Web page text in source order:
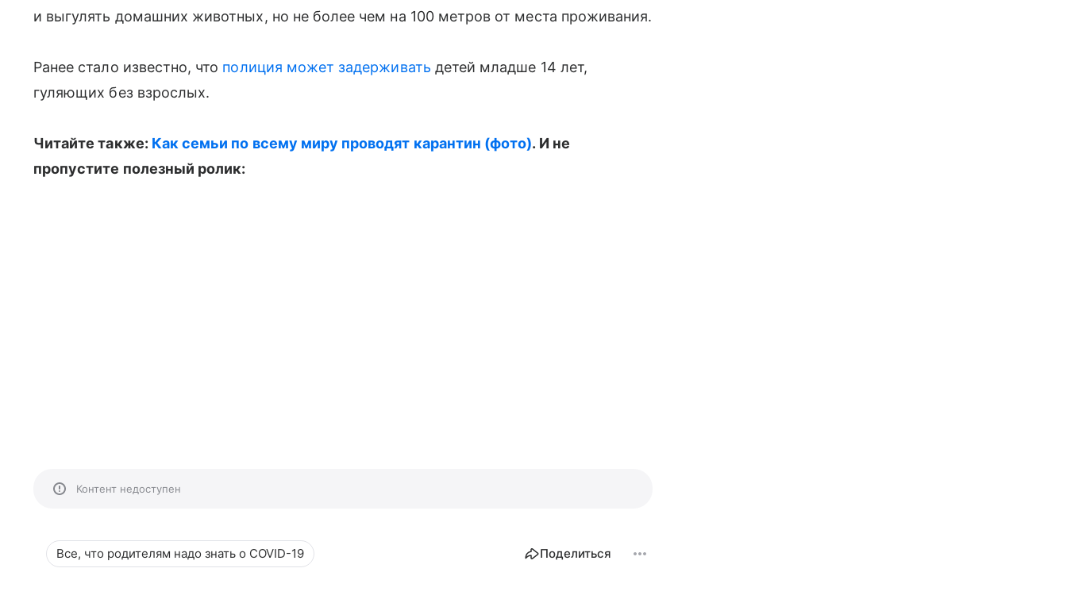
и выгулять домашних животных, но не более чем на 100 метров от места проживания.
Ранее стало известно, что полиция может задерживать детей младше 14 лет,
гуляющих без взрослых.
Читайте также: Как семьи по всему миру проводят карантин (фото). И не
пропустите полезный ролик:
Контент недоступен
Все, что родителям надо знать о COVID-19 Поделиться